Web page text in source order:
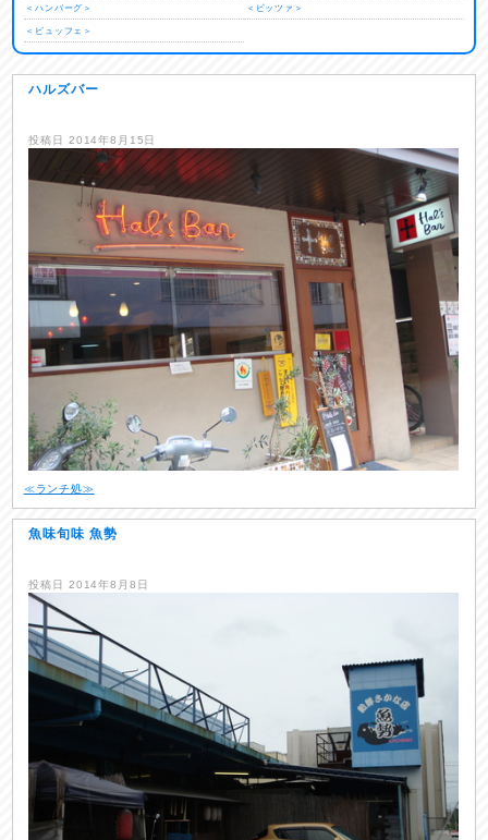
＜ハンバーグ＞ ＜ピッツァ＞
＜ビュッフェ＞
ハルズバー
投稿日 2014年8月15日
≪ランチ処≫
魚味旬味 魚勢
投稿日 2014年8月8日